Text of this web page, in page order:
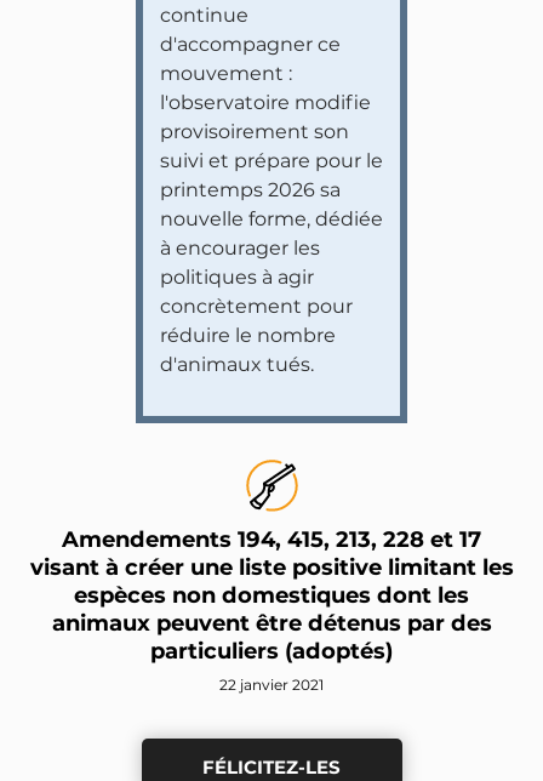
continue
d'accompagner ce
mouvement :
l'observatoire modifie
provisoirement son
suivi et prépare pour le
printemps 2026 sa
nouvelle forme, dédiée
à encourager les
politiques à agir
concrètement pour
réduire le nombre
d'animaux tués.
Amendements 194, 415, 213, 228 et 17
visant à créer une liste positive limitant les
espèces non domestiques dont les
animaux peuvent être détenus par des
particuliers (adoptés)
22 janvier 2021
FÉLICITEZ-LES